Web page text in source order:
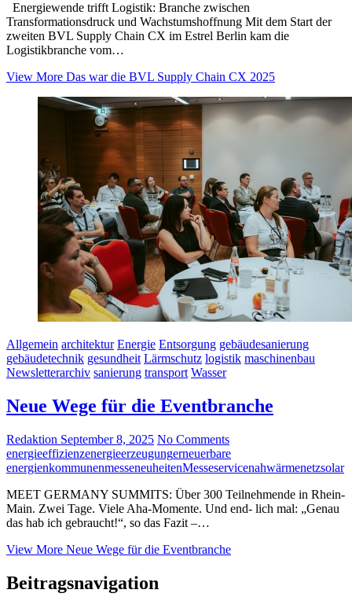
Energiewende trifft Logistik: Branche zwischen
Transformationsdruck und Wachstumshoffnung Mit dem Start der
zweiten BVL Supply Chain CX im Estrel Berlin kam die
Logistikbranche vom…
View More Das war die BVL Supply Chain CX 2025
Allgemein architektur Energie Entsorgung gebäudesanierung
gebäudetechnik gesundheit Lärmschutz logistik maschinenbau
Newsletterarchiv sanierung transport Wasser
Neue Wege für die Eventbranche
Redaktion September 8, 2025 No Comments
energieeffizienzenergieerzeugungerneuerbare
energienkommunenmesseneuheitenMesseservicenahwärmenetzsolar
MEET GERMANY SUMMITS: Über 300 Teilnehmende in Rhein-
Main. Zwei Tage. Viele Aha-Momente. Und end- lich mal: „Genau
das hab ich gebraucht!“, so das Fazit –…
View More Neue Wege für die Eventbranche
Beitragsnavigation